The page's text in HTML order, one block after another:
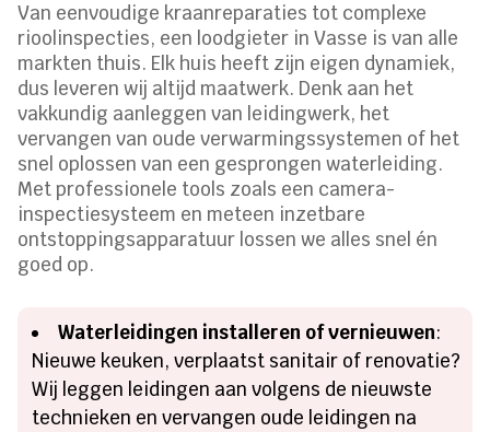
Van eenvoudige kraanreparaties tot complexe
rioolinspecties, een loodgieter in Vasse is van alle
markten thuis. Elk huis heeft zijn eigen dynamiek,
dus leveren wij altijd maatwerk. Denk aan het
vakkundig aanleggen van leidingwerk, het
vervangen van oude verwarmingssystemen of het
snel oplossen van een gesprongen waterleiding.
Met professionele tools zoals een camera-
inspectiesysteem en meteen inzetbare
ontstoppingsapparatuur lossen we alles snel én
goed op.
Waterleidingen installeren of vernieuwen:
Nieuwe keuken, verplaatst sanitair of renovatie?
Wij leggen leidingen aan volgens de nieuwste
technieken en vervangen oude leidingen na